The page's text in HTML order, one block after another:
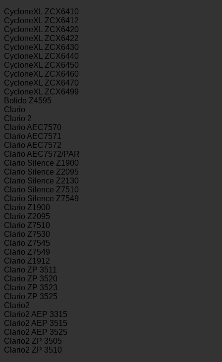
CycloneXL ZCX6410
CycloneXL ZCX6412
CycloneXL ZCX6420
CycloneXL ZCX6422
CycloneXL ZCX6430
CycloneXL ZCX6440
CycloneXL ZCX6450
CycloneXL ZCX6460
CycloneXL ZCX6470
CycloneXL ZCX6499
Bolido Z4595
Clario
Clario 2
Clario AEC7570
Clario AEC7571
Clario AEC7572
Clario AEC7572/PAR
Clario Silence Z1900
Clario Silence Z2095
Clario Silence Z2130
Clario Silence Z7510
Clario Silence Z7549
Clario Z1900
Clario Z2095
Clario Z7510
Clario Z7530
Clario Z7545
Clario Z7549
Clario Z1912
Clario ZP 3511
Clario ZP 3520
Clario ZP 3523
Clario ZP 3525
Clario2
Clario2 AEP 3315
Clario2 AEP 3515
Clario2 AEP 3525
Clario2 ZP 3505
Clario2 ZP 3510